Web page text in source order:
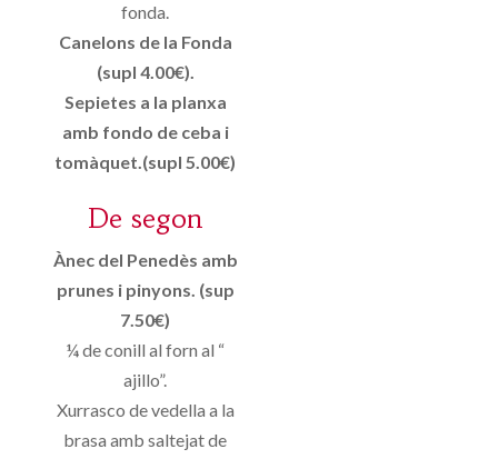
fonda.
Canelons de la Fonda
(supl 4.00€).
Sepietes a la planxa
amb fondo de ceba i
tomàquet.(supl 5.00€)
De segon
Ànec del Penedès amb
prunes i pinyons. (sup
7.50€)
¼ de conill al forn al “
ajillo”.
Xurrasco de vedella a la
brasa amb saltejat de